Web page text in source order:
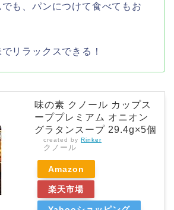
でも、パンにつけて食べてもお
リラックスできる！
味の素 クノール カップス
ーププレミアム オニオン
グラタンスープ 29.4g×5個
created by Rinker
クノール
Amazon
楽天市場